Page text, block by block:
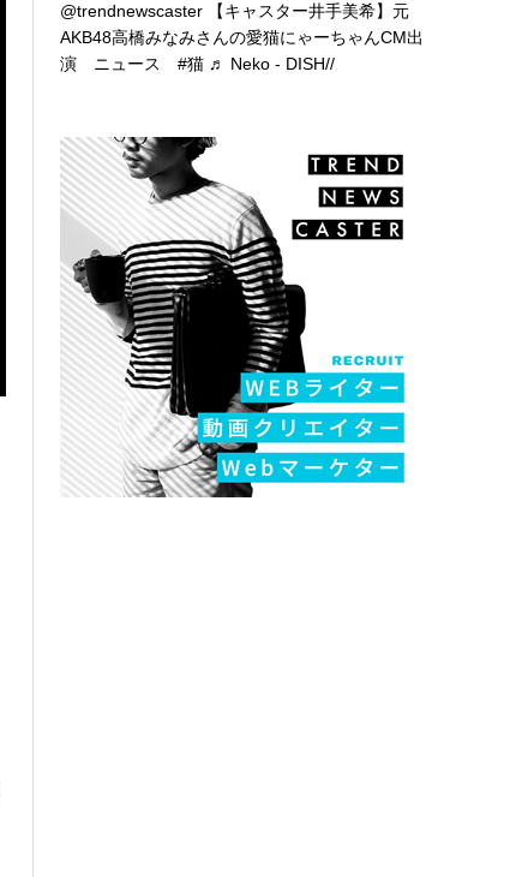
@trendnewscaster 【キャスター井手美希】元
AKB48高橋みなみさんの愛猫にゃーちゃんCM出
演 ニュース#猫 ♬ Neko - DISH//